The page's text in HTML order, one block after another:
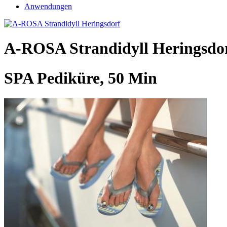
Anwendungen
A-ROSA Strandidyll
SPA Pediküre, 50 Min